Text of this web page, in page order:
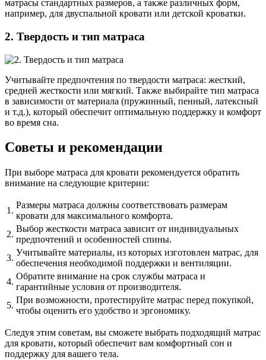
матрасы стандартных размеров, а также различных форм,
например, для двуспальной кровати или детской кроватки.
2. Твердость и тип матраса
Учитывайте предпочтения по твердости матраса: жесткий,
средней жесткости или мягкий. Также выбирайте тип матраса
в зависимости от материала (пружинный, пенный, латексный
и т.д.), который обеспечит оптимальную поддержку и комфорт
во время сна.
Советы и рекомендации
При выборе матраса для кровати рекомендуется обратить
внимание на следующие критерии:
1.
Размеры матраса должны соответствовать размерам
кровати для максимального комфорта.
2.
Выбор жесткости матраса зависит от индивидуальных
предпочтений и особенностей спины.
3.
Учитывайте материалы, из которых изготовлен матрас, для
обеспечения необходимой поддержки и вентиляции.
4.
Обратите внимание на срок службы матраса и
гарантийные условия от производителя.
5.
При возможности, протестируйте матрас перед покупкой,
чтобы оценить его удобство и эргономику.
Следуя этим советам, вы сможете выбрать подходящий матрас
для кровати, который обеспечит вам комфортный сон и
поддержку для вашего тела.